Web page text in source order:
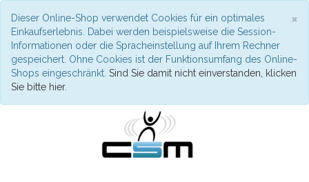
×
Dieser Online-Shop verwendet Cookies für ein optimales
Einkaufserlebnis. Dabei werden beispielsweise die Session-
Informationen oder die Spracheinstellung auf Ihrem Rechner
gespeichert. Ohne Cookies ist der Funktionsumfang des Online-
Shops eingeschränkt. Sind Sie damit nicht einverstanden, klicken
Sie bitte hier.